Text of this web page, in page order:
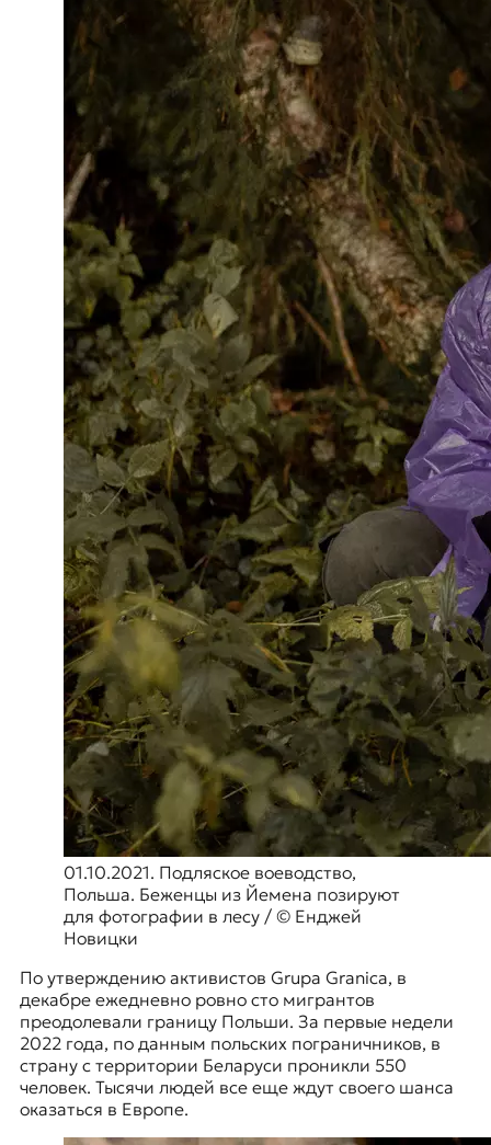
01.10.2021. Подляское воеводство,
Польша. Беженцы из Йемена позируют
для фотографии в лесу / © Енджей
Новицки
По утверждению активистов Grupa Granica, в
декабре ежедневно ровно сто мигрантов
преодолевали границу Польши. За первые недели
2022 года, по данным польских пограничников, в
страну с территории Беларуси проникли 550
человек. Тысячи людей все еще ждут своего шанса
оказаться в Европе.